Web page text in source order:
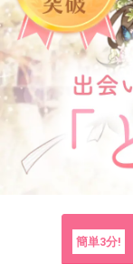
簡単3分!